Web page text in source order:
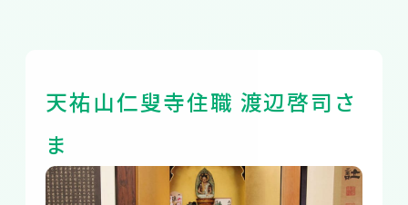
天祐山仁叟寺住職 渡辺啓司さ
ま